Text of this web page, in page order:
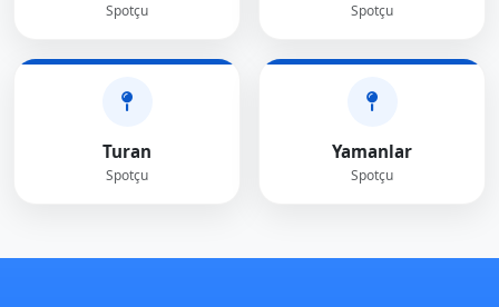
Spotçu Spotçu
Turan
Spotçu
Yamanlar
Spotçu